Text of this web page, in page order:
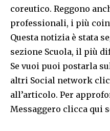
coreutico. Reggono
professionali, i più
Questa notizia è stata
sezione Scuola, il più
Se vuoi puoi postarla
altri Social network
all’articolo. Per
Messaggero clicca qui